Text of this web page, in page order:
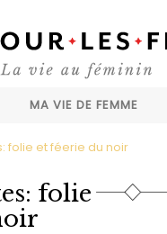
MA VIE DE FEMME
folie et féerie du noir
folie